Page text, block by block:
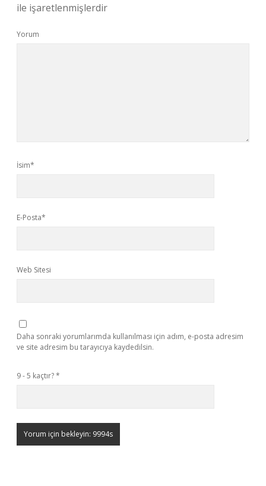
ile işaretlenmişlerdir
Yorum
İsim*
E-Posta*
Web Sitesi
Daha sonraki yorumlarımda kullanılması için adım, e-posta adresim
ve site adresim bu tarayıcıya kaydedilsin.
9 - 5 kaçtır?*